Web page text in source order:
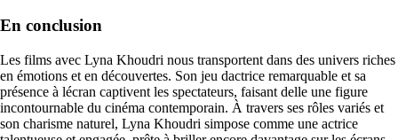
En conclusion
Les films avec Lyna Khoudri nous transportent dans des univers riches
en émotions et en découvertes. Son jeu dactrice remarquable et sa
présence à lécran captivent les spectateurs, faisant delle une figure
incontournable du cinéma contemporain. À travers ses rôles variés et
son charisme naturel, Lyna Khoudri simpose comme une actrice